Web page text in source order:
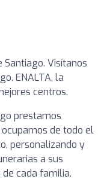
Santiago. Visítanos
ENALTA, la
centros.
prestamos
de todo el
personalizando y
a sus
cada familia.